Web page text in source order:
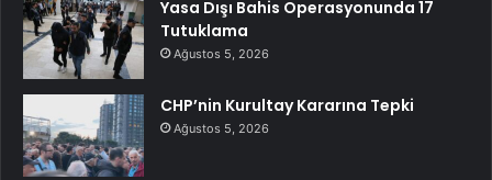
Yasa Dışı Bahis Operasyonunda 17
Tutuklama
Ağustos 5, 2026
CHP’nin Kurultay Kararına Tepki
Ağustos 5, 2026